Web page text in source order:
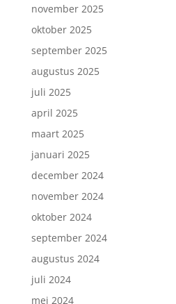
november 2025
oktober 2025
september 2025
augustus 2025
juli 2025
april 2025
maart 2025
januari 2025
december 2024
november 2024
oktober 2024
september 2024
augustus 2024
juli 2024
mei 2024